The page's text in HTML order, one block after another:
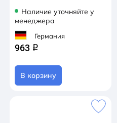
Наличие уточняйте у
менеджера
Германия
963 q
В корзину